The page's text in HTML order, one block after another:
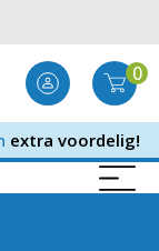
0
extra voordelig!